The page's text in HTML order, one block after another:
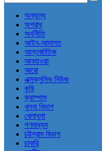
অন্যান্য
অপরাধ
অর্থনীতি
আইন-আদালত
আন্তর্জাতিক
আবহাওয়া
আরো
এক্সক্লুসিভ নিউজ
কৃষি
ক্যাম্পাস
খুলনা বিভাগ
খেলাধুলা
গণমাধ্যম
চট্টগ্রাম বিভাগ
চাকরি